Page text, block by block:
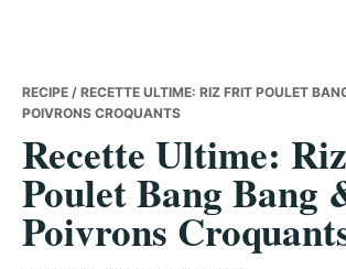
RECIPE / RECETTE ULTIME: RIZ FRIT POULET
POIVRONS CROQUANTS
Recette Ultime:
Poulet Bang Bang
Poivrons